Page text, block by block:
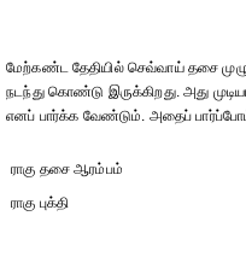
மேற்கண்ட தேதியில் செவ்வாய் தசை
நடந்து கொண்டு இருக்கிறது. அது
எனப் பார்க்க வேண்டும். அதைப்
ராகு தசை ஆரம்பம்
ராகு புக்தி